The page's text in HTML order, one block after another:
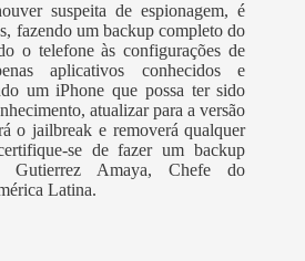
suspeita de espionagem, é
fazendo um backup completo do
o telefone às configurações de
aplicativos conhecidos e
um iPhone que possa ter sido
atualizar para a versão
o jailbreak e removerá qualquer
se de fazer um backup
Gutierrez Amaya, Chefe do
Latina.